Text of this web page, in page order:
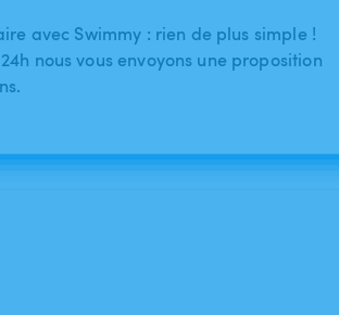
avec Swimmy : rien de plus simple !
nous vous envoyons une proposition